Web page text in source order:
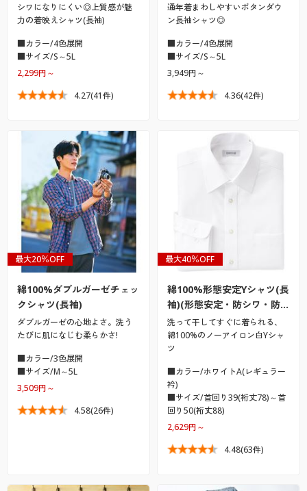
シワになりにくい◎上質感が魅
力の着映えシャツ(長袖)
■カラー/4色展開
■サイズ/S～5L
2,299円～
4.27(41件)
通年着まわしやすいボタンダウ
ン長袖シャツ◎
■カラー/4色展開
■サイズ/S～5L
3,949円～
4.36(42件)
最大20％OFF
綿100%ダブルガーゼチェッ
クシャツ(長袖)
ダブルガーゼの心地よさ。洗う
たびに肌になじむ柔らかさ!
■カラー/3色展開
■サイズ/M～5L
3,509円～
4.58(26件)
最大40％OFF
綿100%形態安定Yシャツ(長
袖)(形態安定・防シワ・防…
洗って干してすぐに着られる、
綿100%のノーアイロン白Yシャ
ツ
■カラー/ホワイトA(レギュラー
衿)
■サイズ/首回り39(裄丈78)～首
回り50(裄丈88)
2,629円～
4.48(63件)